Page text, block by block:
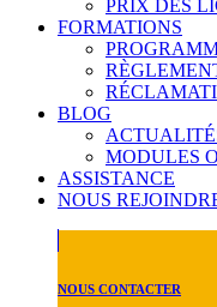
PRIX DES
FORMATIONS
BLOG
MODULES
ASSISTANCE
NOUS
NOUS CONTACTER